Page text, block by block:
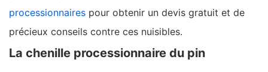
processionnaires pour obtenir un devis gratuit et de
précieux conseils contre ces nuisibles.
La chenille processionnaire du pin